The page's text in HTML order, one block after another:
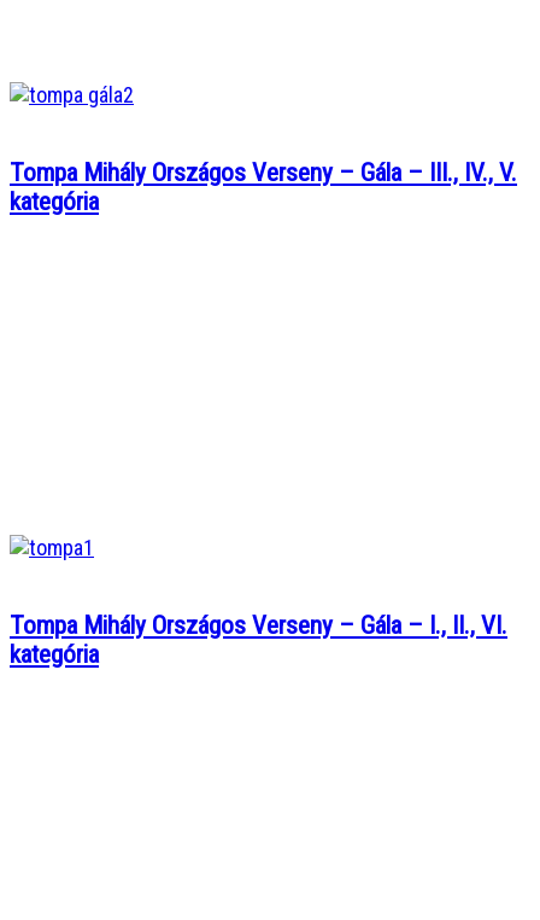
Tompa Mihály Országos Verseny – Gála – III., IV., V.
kategória
Tompa Mihály Országos Verseny – Gála – I., II., VI.
kategória